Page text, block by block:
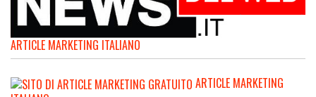
ARTICLE MARKETING ITALIANO
ARTICLE MARKETING